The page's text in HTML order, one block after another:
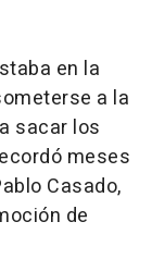
en la
a la
sacar los
meses
Casado,
de